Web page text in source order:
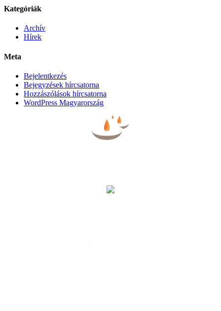
Kategóriák
Archív
Hírek
Meta
Bejelentkezés
Bejegyzések hírcsatorna
Hozzászólások hírcsatorna
WordPress Magyarország